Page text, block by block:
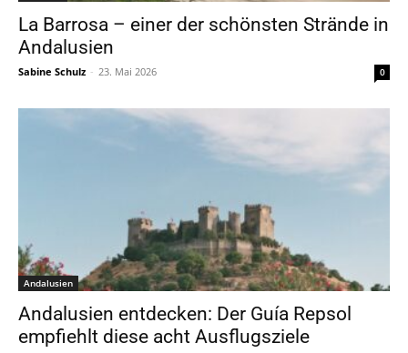
La Barrosa – einer der schönsten Strände in
Andalusien
Sabine Schulz - 23. Mai 2026 0
Andalusien
Andalusien entdecken: Der Guía Repsol
empfiehlt diese acht Ausflugsziele